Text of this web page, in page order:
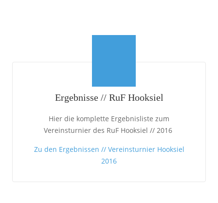
Ergebnisse // RuF Hooksiel
Hier die komplette Ergebnisliste zum
Vereinsturnier des RuF Hooksiel // 2016
Zu den Ergebnissen // Vereinsturnier Hooksiel
2016